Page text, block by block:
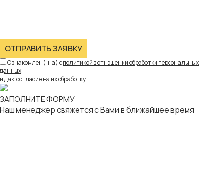
ОТПРАВИТЬ ЗАЯВКУ
Ознакомлен(-на) сполитикой в отношении обработки персональных
данных
и даюсогласие на их обработку
ЗАПОЛНИТЕ ФОРМУ
Наш менеджер свяжется с Вами в ближайшее время